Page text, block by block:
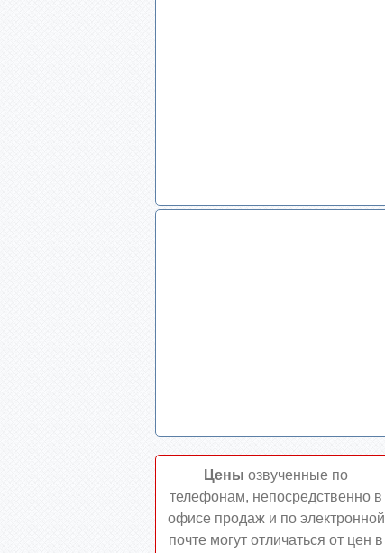
Цены озвученные по
телефонам, непосредственно в
офисе продаж и по электронной
почте могут отличаться от цен в